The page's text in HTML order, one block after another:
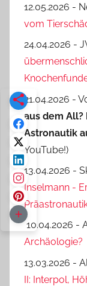
12.05.2026 -
vom
24.04.2026 -
21.04.2026 -
aus dem All?
Astro­nautik
YouTube!)
13.04.2026 -
Inselmann -
10.04.2026 -
Archäologie?
13.03.2026 -
II: Interpol,